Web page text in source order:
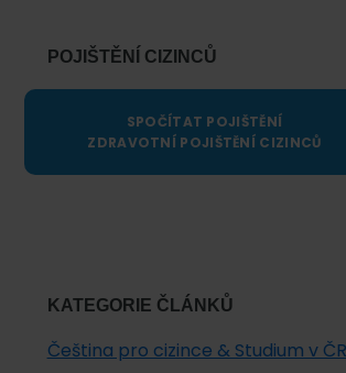
POJIŠTĚNÍ CIZINCŮ
SPOČÍTAT POJIŠTĚNÍ
ZDRAVOTNÍ POJIŠTĚNÍ CIZINCŮ
KATEGORIE ČLÁNKŮ
Čeština pro cizince & Studium v ČR